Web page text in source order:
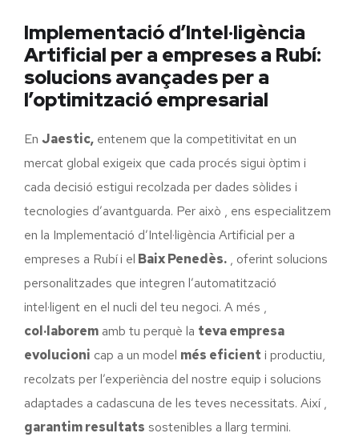
Implementació d’Intel·ligència
Artificial per a empreses a Rubí:
solucions avançades per a
l’optimització empresarial
En Jaestic, entenem que la competitivitat en un
mercat global exigeix que cada procés sigui òptim i
cada decisió estigui recolzada per dades sòlides i
tecnologies d’avantguarda. Per això , ens especialitzem
en la Implementació d’Intel·ligència Artificial per a
empreses a Rubíi el Baix Penedès. , oferint solucions
personalitzades que integren l’automatització
intel·ligent en el nucli del teu negoci. A més ,
col·laborem amb tu perquè la teva empresa
evolucioni cap a un model més eficient i productiu,
recolzats per l’experiència del nostre equip i solucions
adaptades a cadascuna de les teves necessitats. Així ,
garantim resultats sostenibles a llarg termini.